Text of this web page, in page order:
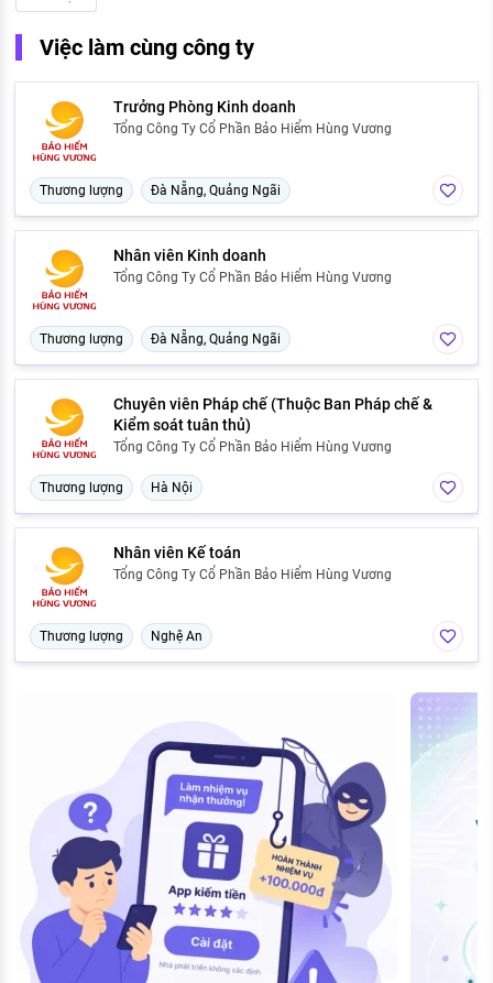
Việc làm cùng công ty
Trưởng Phòng Kinh doanh
Tổng Công Ty Cổ Phần Bảo Hiểm Hùng Vương
Thương lượng Đà Nẵng, Quảng Ngãi
Nhân viên Kinh doanh
Tổng Công Ty Cổ Phần Bảo Hiểm Hùng Vương
Thương lượng Đà Nẵng, Quảng Ngãi
Chuyên viên Pháp chế (Thuộc Ban Pháp chế &
Kiểm soát tuân thủ)
Tổng Công Ty Cổ Phần Bảo Hiểm Hùng Vương
Thương lượng Hà Nội
Nhân viên Kế toán
Tổng Công Ty Cổ Phần Bảo Hiểm Hùng Vương
Thương lượng Nghệ An